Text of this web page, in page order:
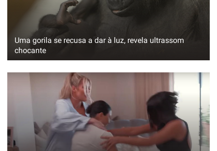
Uma gorila se recusa a dar à luz, revela ultrassom
chocante